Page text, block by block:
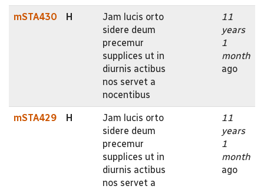
mSTA430 H
Jam lucis orto
sidere deum
precemur
supplices ut in
diurnis actibus
nos servet a
nocentibus
11
years
1
month
ago
mSTA429 H
Jam lucis orto
sidere deum
precemur
supplices ut in
diurnis actibus
nos servet a
11
years
1
month
ago